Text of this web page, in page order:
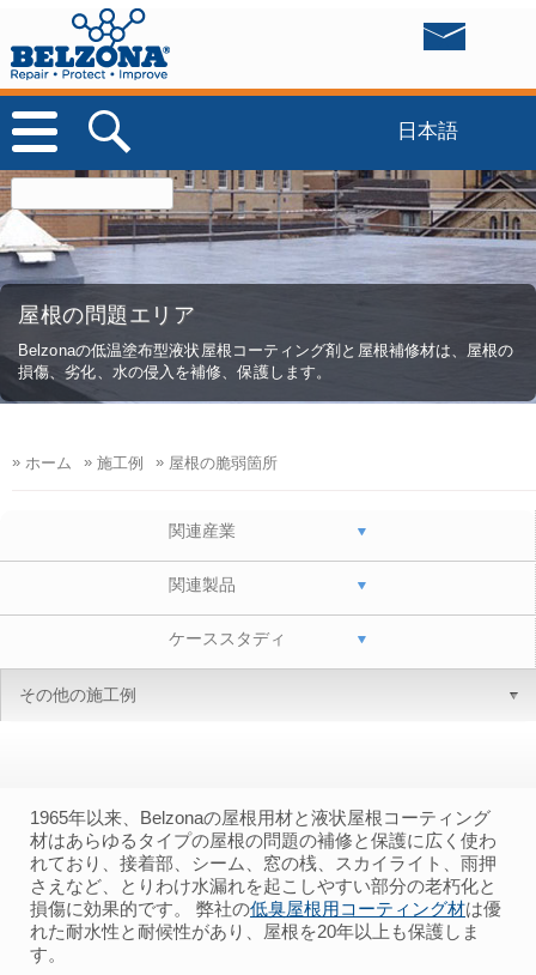
日本語
屋根の問題エリア
Belzonaの低温塗布型液状屋根コーティング剤と屋根補修材は、屋根の
損傷、劣化、水の侵入を補修、保護します。
» ホーム » 施工例 » 屋根の脆弱箇所
関連産業
関連製品
ケーススタディ
その他の施工例
1965年以来、Belzonaの屋根用材と液状屋根コーティング
材はあらゆるタイプの屋根の問題の補修と保護に広く使わ
れており、接着部、シーム、窓の桟、スカイライト、雨押
さえなど、とりわけ水漏れを起こしやすい部分の老朽化と
損傷に効果的です。 弊社の低臭屋根用コーティング材は優
れた耐水性と耐候性があり、屋根を20年以上も保護しま
す。